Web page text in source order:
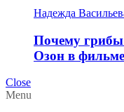
Надежда
Почему грибы
Озон в
Close
Menu